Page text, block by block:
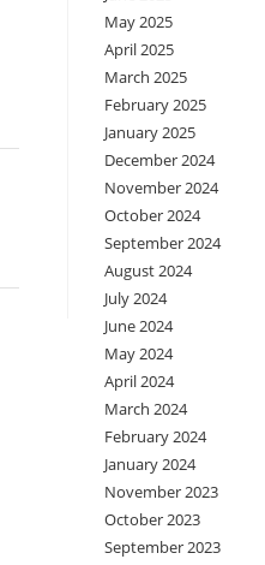
May 2025
April 2025
March 2025
February 2025
January 2025
December 2024
November 2024
October 2024
September 2024
August 2024
July 2024
June 2024
May 2024
April 2024
March 2024
February 2024
January 2024
November 2023
October 2023
September 2023